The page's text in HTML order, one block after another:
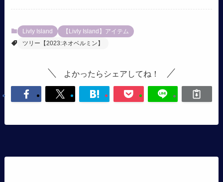
Livly Island
【Livly Island】アイテム
ツリー【2023:ネオベルミン】
よかったらシェアしてね！